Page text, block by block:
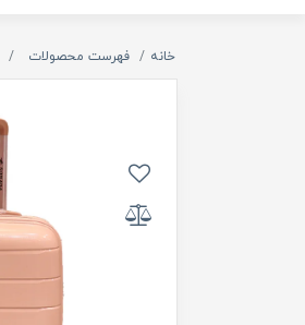
خانه فهرست محصولات